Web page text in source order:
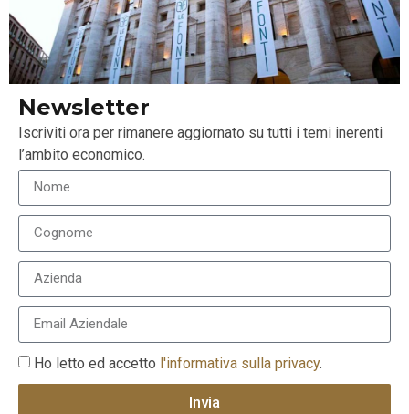
I più recenti
Milano celebra l’eccellenza con la XVI
edizione dei Le Fonti Awards il 25 giugno
Newsletter
Iscriviti ora per rimanere aggiornato su tutti i temi inerenti
l’ambito economico.
Ho letto ed accetto l'informativa sulla privacy.
Invia